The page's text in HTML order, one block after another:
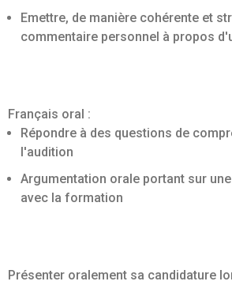
Emettre, de manière cohérente et
commentaire personnel à propos
Français oral :
Répondre à des questions de
l'audition
Argumentation orale portant sur
avec la formation
Présenter oralement sa candidature